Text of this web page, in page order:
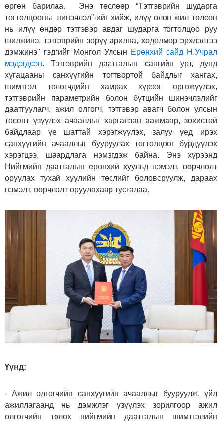
өргөн барилаа. Энэ төслөөр “Тэтгэврийн шударга
тогтолцооны шинэчлэл”-ийг хийж, илүү олон жил төлсөн
нь илүү өндөр тэтгэвэр авдаг шударга тогтолцоо руу
шилжинэ, тэтгэврийн зөрүү арилна, хөдөлмөр эрхлэлтээ
дэмжинэ" гэдгийг Монгол Улсын Ерөнхий сайд Н.Учрал
мэдэгдсэн. Тэтгэврийн даатгалын сангийн урт, дунд
хугацааны санхүүгийн тогтвортой байдлыг хангах,
шимтгэл төлөгчдийн хамрах хүрээг өргөжүүлэх,
тэтгэврийн параметрийн болон бүтцийн шинэчлэлийг
даатгуулагч, ажил олгогч, тэтгэвэр авагч болон улсын
төсөвт үзүүлэх ачааллыг харгалзан аажмаар, зохистой
байдлаар үе шаттай хэрэгжүүлэх, залуу үед ирэх
санхүүгийн ачааллыг бууруулах тогтолцоог бүрдүүлэх
хэрэгцээ, шаардлага нэмэгдэж байна. Энэ хүрээнд
Нийгмийн даатгалын ерөнхий хуульд нэмэлт, өөрчлөлт
оруулах тухай хуулийн төслийг боловсруулж, дараах
нэмэлт, өөрчлөлт оруулахаар тусгалаа.
Үүнд:
- Ажил олгогчийн санхүүгийн ачааллыг бууруулж, үйл
ажиллагаанд нь дэмжлэг үзүүлэх зорилгоор ажил
олгогчийн төлөх нийгмийн даатгалын шимтгэлийн